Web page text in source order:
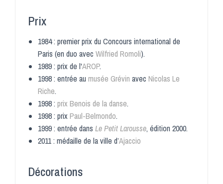
Prix
1984 : premier prix du Concours international de
Paris (en duo avec Wilfried Romoli).
1989 : prix de l'AROP.
1998 : entrée au musée Grévin avec Nicolas Le
Riche.
1998 : prix Benois de la danse.
1998 : prixPaul-Belmondo.
1999 : entrée dans Le Petit Larousse, édition 2000.
2011 : médaille de la ville d’Ajaccio
Décorations